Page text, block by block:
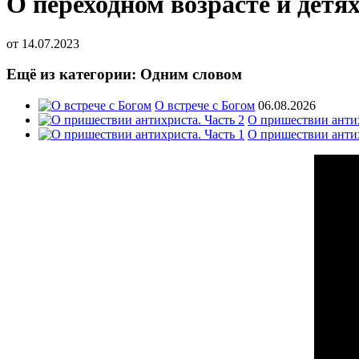
от 14.07.2023
Ещё из категории: Одним словом
О встрече с Богом 06.08.2026
О пришествии
О пришествии